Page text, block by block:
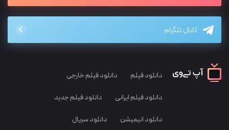
کانال تلگرام
دانلود فیلم دانلود فیلم خارجی
دانلود فیلم ایرانی دانلود فیلم جدید
دانلود انیمیشن دانلود سریال